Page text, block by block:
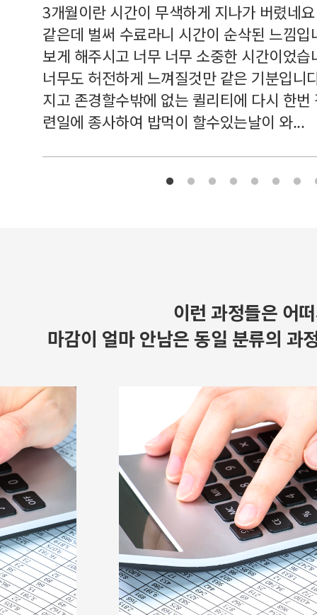
3개월이란 시간이 무색하게 지나가 버렸네
같은데 벌써 수료라니 시간이 순삭된 느낌
보게 해주시고 너무 너무 소중한 시간이었
너무도 허전하게 느껴질것만 같은 기분입니
지고 존경할수밖에 없는 퀼리티에 다시 한
련일에 종사하여 밥먹이 할수있는날이 와...
이런 과정들은 어
마감이 얼마 안남은 동일 분류의 과